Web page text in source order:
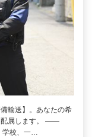
輸送】。あなたの希
配属します。 ――
校、一…